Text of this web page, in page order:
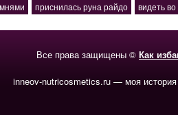
приснилась руна райдо видеть
Все права защищены © Как
inneov-nutricosmetics.ru — моя